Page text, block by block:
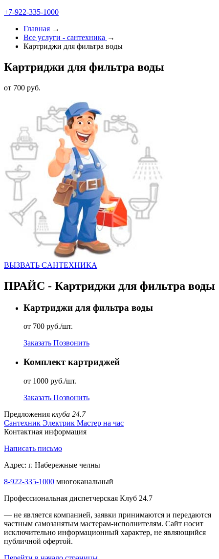
+7-922-335-1000
Главная →
Все услуги - cантехника →
Картриджи для фильтра воды
Картриджи для фильтра воды
от 700 руб.
ВЫЗВАТЬ CАНТЕХНИКА
ПРАЙС - Картриджи для фильтра воды
Картриджи для фильтра воды
от 700 руб./шт.
Заказать Позвонить
Комплект картриджей
от 1000 руб./шт.
Заказать Позвонить
Предложения клуба 24.7
Сантехник Электрик Мастер на час
Контактная информация
Написать письмо
Адрес: г. Набережные челны
8-922-335-1000 многоканальный
Профессиональная диспетчерская Клуб 24.7
— не является компанией, заявки принимаются и передаются
частным самозанятым мастерам‑исполнителям. Сайт носит
исключительно информационный характер, не являющийся
публичной офертой.